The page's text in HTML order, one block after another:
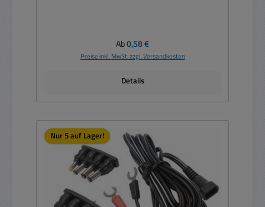
Regulärer Preis:
Ab0,58 €
Preise inkl. MwSt. zzgl. Versandkosten
Details
Nur 5 auf Lager!